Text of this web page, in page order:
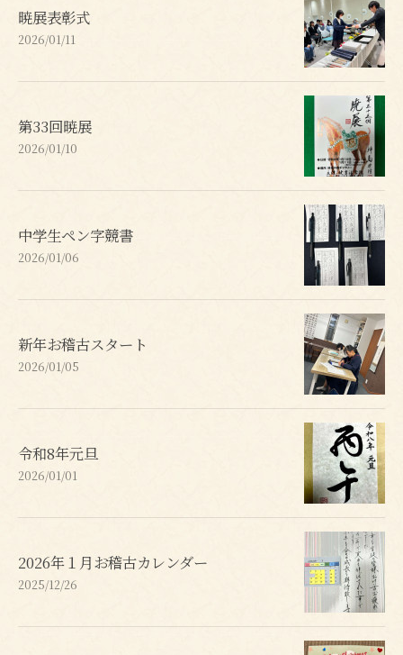
暁展表彰式
2026/01/11
第33回暁展
2026/01/10
中学生ペン字競書
2026/01/06
新年お稽古スタート
2026/01/05
令和8年元旦
2026/01/01
2026年１月お稽古カレンダー
2025/12/26